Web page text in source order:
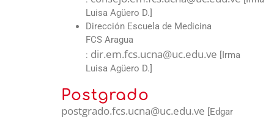
Luisa Agüero D.]
Dirección Escuela de Medicina
FCS Aragua
: dir.em.fcs.ucna@uc.edu.ve [Irma
Luisa Agüero D.]
Postgrado
postgrado.fcs.ucna@uc.edu.ve [Edgar